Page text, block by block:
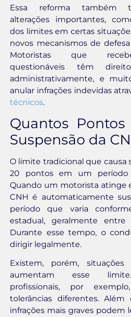
Essa reforma também
alterações importantes,
dos limites em certas
novos mecanismos de
Motoristas que
questionáveis têm
administrativamente, e
anular infrações indevidas
técnicos.
Quantos Pontos
Suspensão da
O limite tradicional que causa
20 pontos em um período
Quando um motorista atinge
CNH é automaticamente
período que varia
estadual, geralmente
Durante esse tempo, o
dirigir legalmente.
Existem, porém, situações
aumentam esse
profissionais, por
tolerâncias diferentes. Além
infrações mais graves podem